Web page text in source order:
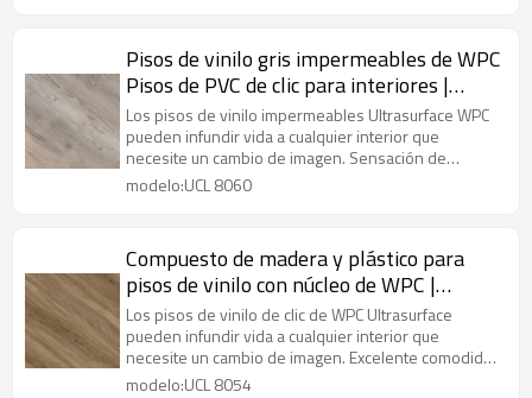
Pisos de vinilo gris impermeables de WPC
Pisos de PVC de clic para interiores |
Núcleo de plástico de madera que
absorbe el sonido UCL 8060
Los pisos de vinilo impermeables Ultrasurface WPC
pueden infundir vida a cualquier interior que
necesite un cambio de imagen. Sensación de
comodidad bajo los pies.
modelo:UCL 8060
Compuesto de madera y plástico para
pisos de vinilo con núcleo de WPC |
Fabricante de pisos Pisos de tablones de
PVC al por mayor | Impermeable para
niños
Los pisos de vinilo de clic de WPC Ultrasurface
pueden infundir vida a cualquier interior que
necesite un cambio de imagen. Excelente comodidad
para los pies
modelo:UCL 8054